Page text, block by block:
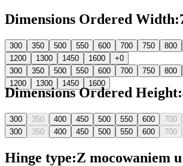
Dimensions Ordered Width:
300 350 500 550 600 700 750 800
1200
1300 1450 1600
+0
300
350 500 550 600 700 750 800
1200
1300 1450 1600
Dimensions Ordered Height:
300 350 400 450 500 550 600 700
300
350 400 450 500 550 600 700
Hinge type:Z mocowaniem